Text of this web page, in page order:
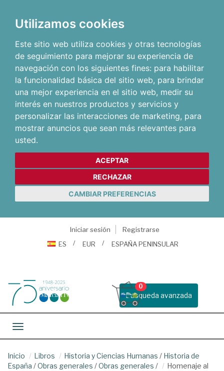
Utilizamos cookies
Este sitio web utiliza cookies y otras tecnologías
de seguimiento para mejorar su experiencia de
navegación con los siguientes fines: para habilitar
la funcionalidad básica del sitio web, para brindar
una mejor experiencia en el sitio web, medir su
interés en nuestros productos y servicios y
personalizar las interacciones de marketing, para
mostrar anuncios que sean más relevantes para
usted.
ACEPTAR
RECHAZAR
CAMBIAR PREFERENCIAS
Iniciar sesión
Registrarse
ES
EUR ESPAÑA PENINSULAR
Busqueda avanzada
0
Toggle navigation
Inicio Libros Historia y Ciencias Humanas / Historia de
España /Obras generales /Obras generales /
Homenaje al